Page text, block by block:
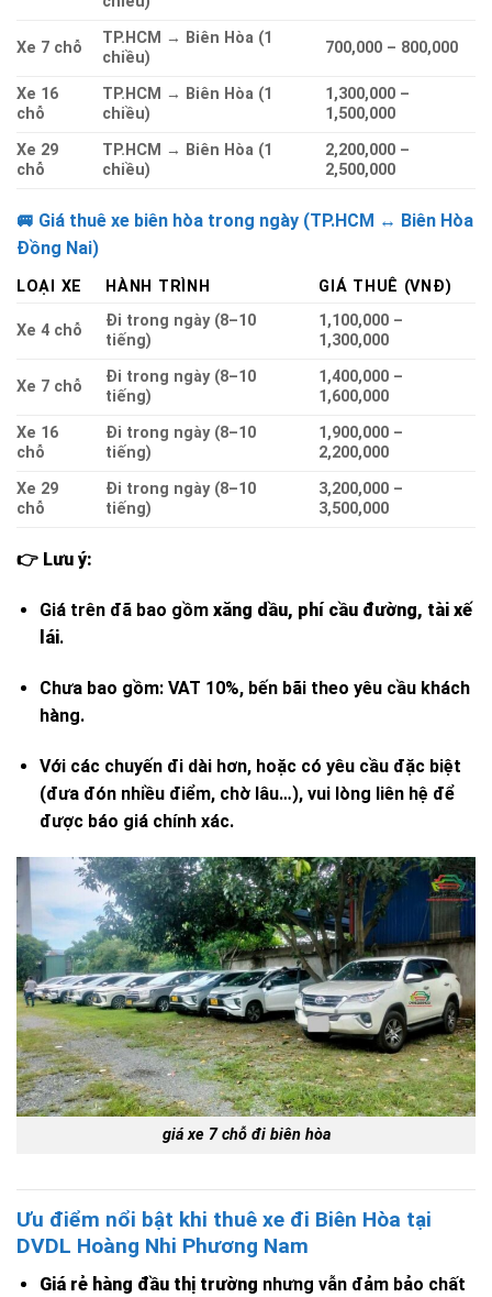
Xe 7 chỗ
TP.HCM → Biên Hòa (1
chiều)
700,000 – 800,000
Xe 16
chỗ
TP.HCM → Biên Hòa (1
chiều)
1,300,000 –
1,500,000
Xe 29
chỗ
TP.HCM → Biên Hòa (1
chiều)
2,200,000 –
2,500,000
🚐 Giá thuê xe biên hòa trong ngày (TP.HCM ↔ Biên Hòa
Đồng Nai)
LOẠI XE HÀNH TRÌNH GIÁ THUÊ (VNĐ)
Xe 4 chỗ
Đi trong ngày (8–10
tiếng)
1,100,000 –
1,300,000
Xe 7 chỗ
Đi trong ngày (8–10
tiếng)
1,400,000 –
1,600,000
Xe 16
chỗ
Đi trong ngày (8–10
tiếng)
1,900,000 –
2,200,000
Xe 29
chỗ
Đi trong ngày (8–10
tiếng)
3,200,000 –
3,500,000
👉 Lưu ý:
Giá trên đã bao gồm xăng dầu, phí cầu đường, tài xế
lái.
Chưa bao gồm: VAT 10%, bến bãi theo yêu cầu khách
hàng.
Với các chuyến đi dài hơn, hoặc có yêu cầu đặc biệt
(đưa đón nhiều điểm, chờ lâu…), vui lòng liên hệ để
được báo giá chính xác.
giá xe 7 chỗ đi biên hòa
Ưu điểm nổi bật khi thuê xe đi Biên Hòa tại
DVDL Hoàng Nhi Phương Nam
Giá rẻ hàng đầu thị trường nhưng vẫn đảm bảo chất